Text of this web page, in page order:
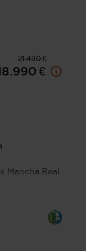
21.490 €
€
Mancha Real